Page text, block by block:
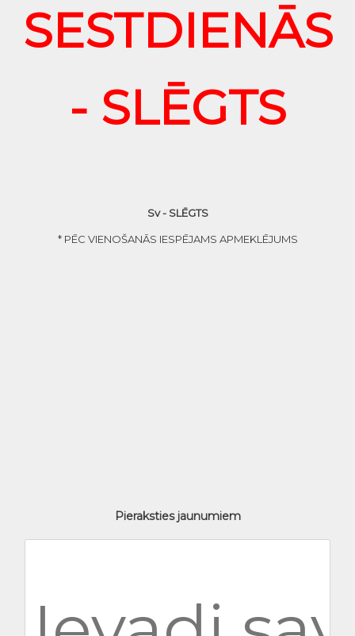
SESTDIENĀS
- SLĒGTS
Sv - SLĒGTS
* PĒC VIENOŠANĀS IESPĒJAMS APMEKLĒJUMS
Pieraksties jaunumiem